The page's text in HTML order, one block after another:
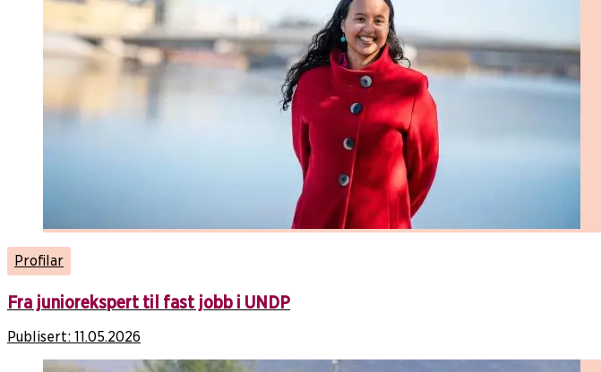
Profilar
Fra juniorekspert til fast jobb i UNDP
Publisert: 11.05.2026